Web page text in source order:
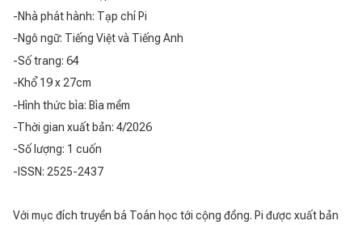
-Nhà phát hành: Tạp chí Pi
-Ngô ngữ: Tiếng Việt và Tiếng Anh
-Số trang: 64
-Khổ 19 x 27cm
-Hình thức bìa: Bìa mềm
-Thời gian xuất bản: 4/2026
-Số lượng: 1 cuốn
-ISSN: 2525-2437
Với mục đích truyền bá Toán học tới cộng đồng. Pi được xuất bản